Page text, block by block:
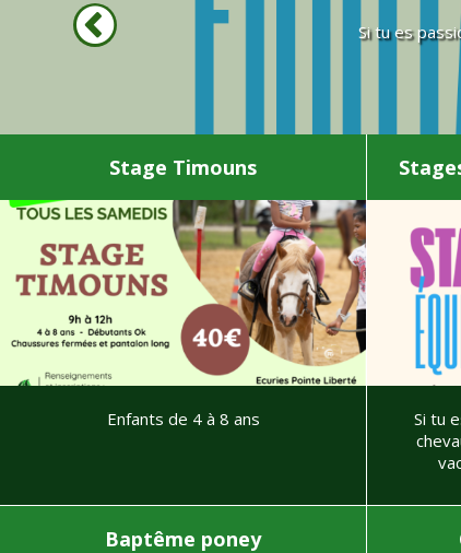
Si tu es
Stage Timouns
Enfants de 4 à 8 ans
Si tu
Baptême poney